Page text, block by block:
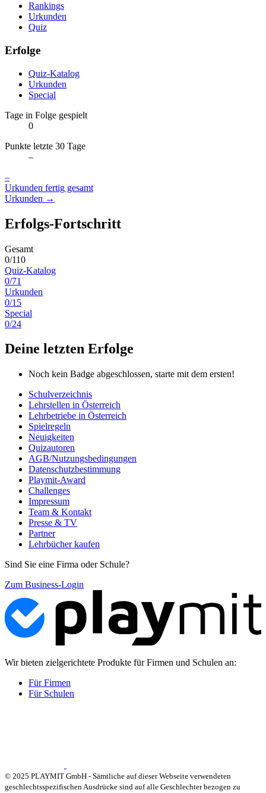
Rankings
Urkunden
Quiz
Erfolge
Quiz-Katalog
Urkunden
Special
Tage in Folge gespielt
0
Punkte letzte 30 Tage
–
–
Urkunden fertig gesamt
Urkunden →
Erfolgs-Fortschritt
Gesamt
0/110
Quiz-Katalog
0/71
Urkunden
0/15
Special
0/24
Deine letzten Erfolge
Noch kein Badge abgeschlossen, starte mit dem ersten!
Schulverzeichnis
Lehrstellen in Österreich
Lehrbetriebe in Österreich
Spielregeln
Neuigkeiten
Quizautoren
AGB/Nutzungsbedingungen
Datenschutzbestimmung
Playmit-Award
Challenges
Impressum
Team & Kontakt
Presse & TV
Partner
Lehrbücher kaufen
Sind Sie eine Firma oder Schule?
Zum Business-Login
Wir bieten zielgerichtete Produkte für Firmen und Schulen an:
Für Firmen
Für Schulen
© 2025 PLAYMIT GmbH - Sämtliche auf dieser Webseite verwendeten
geschlechtsspezifischen Ausdrücke sind auf alle Geschlechter bezogen zu